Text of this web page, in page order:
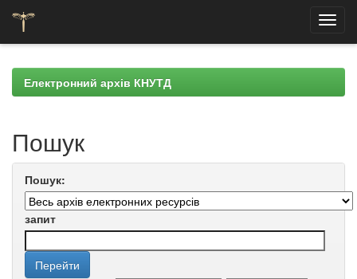
navigationЕлектронний архів КНУТД
Пошук
Пошук:
запит